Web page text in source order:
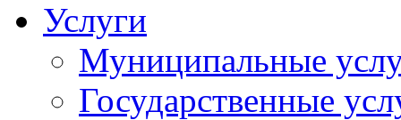
Услуги
Муниципальные
Государственные